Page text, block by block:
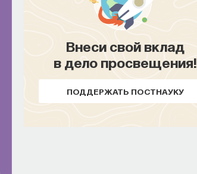
Внеси свой вклад
в дело просвещения!
ПОДДЕРЖАТЬ ПОСТНАУКУ